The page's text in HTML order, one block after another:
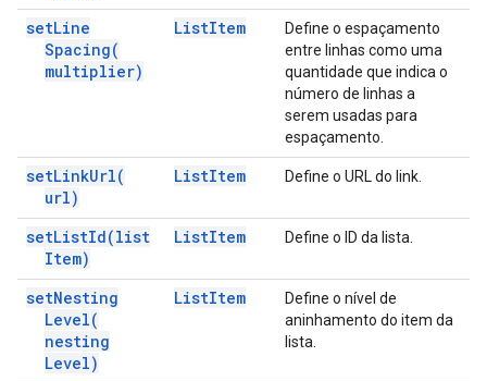
setLine
Spacing(
multiplier)
ListItem
Define o espaçamento
entre linhas como uma
quantidade que indica o
número de linhas a
serem usadas para
espaçamento.
setLinkUrl(
url)
ListItem Define o URL do link.
setListId(list
Item)
ListItem Define o ID da lista.
setNesting
Level(
nesting
Level)
ListItem
Define o nível de
aninhamento do item da
lista.